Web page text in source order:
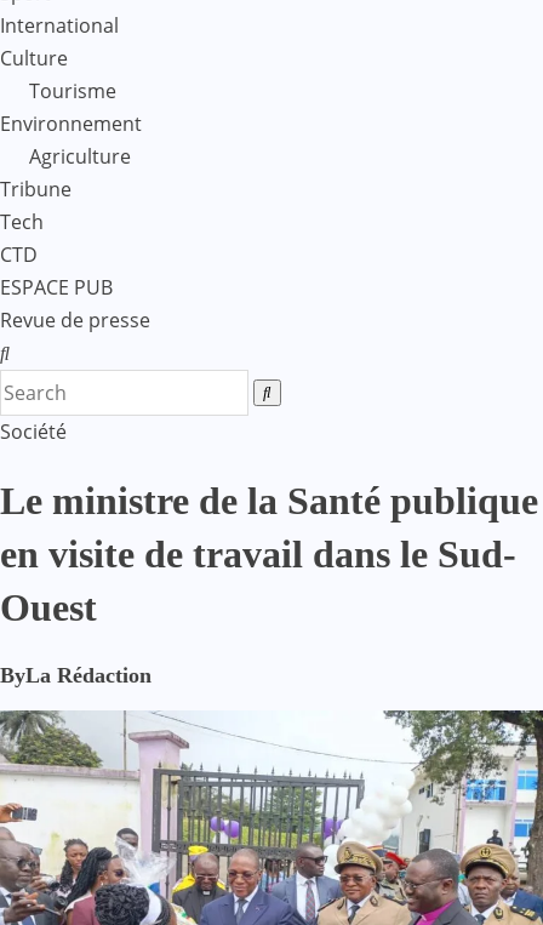
International
Culture
Tourisme
Environnement
Agriculture
Tribune
Tech
CTD
ESPACE PUB
Revue de presse
Société
Le ministre de la Santé publique
en visite de travail dans le Sud-
Ouest
ByLa Rédaction